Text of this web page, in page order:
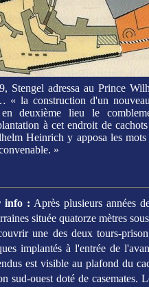
adressa au Prince
« la construction d'un
en deuxième lieu le
à cet endroit de
Heinrich y apposa les
»
info : Après plusieurs années
située quatorze mètres
une des deux tours-
implantés à l'entrée de
est visible au plafond du
sud-ouest doté de casemates.